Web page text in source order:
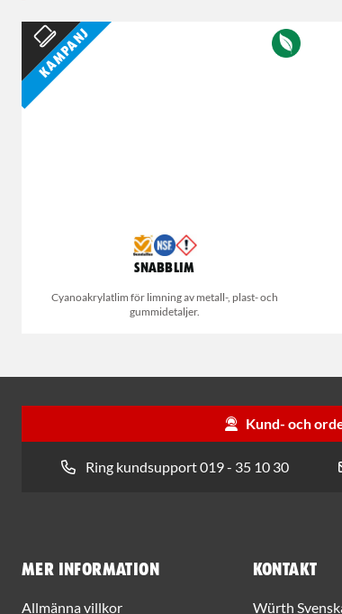
Kampanj
Snabblim
Cyanoakrylatlim för limning av metall-, plast- och
gummidetaljer.
Kund- och
Ring kundsupport 019 - 35 10 30
Mer information
Allmänna villkor
Kontakt
Würth